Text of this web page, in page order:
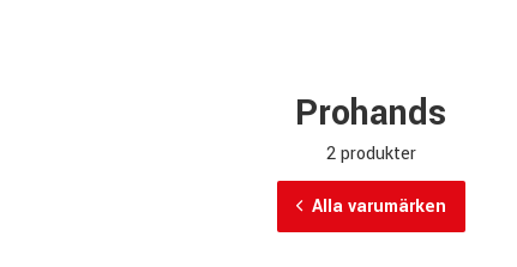
Prohands
2 produkter
Alla varumärken